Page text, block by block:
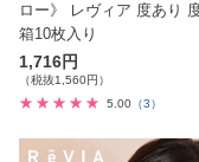
ロー》 レヴィア 度あり
箱10枚入り
1,716円
（税抜1,560円）
5.00 （3）